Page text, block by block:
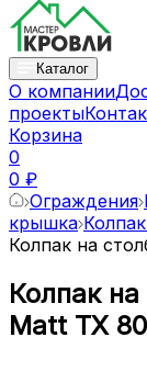
Каталог
О компании
проекты
Корзина
0
0 ₽
Ограждения
крышка
Колпак на
Колпак
Matt TX